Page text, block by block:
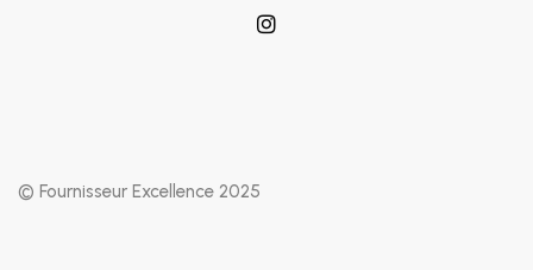
© Fournisseur Excellence 2025